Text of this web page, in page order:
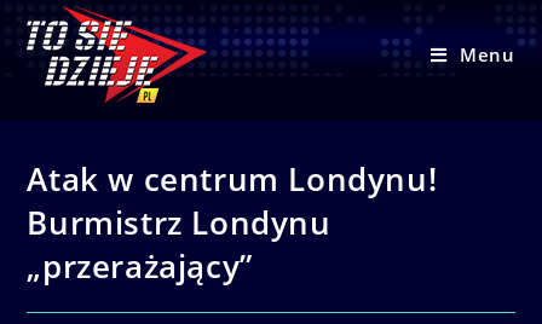
content
Menu
Atak w centrum Londynu!
Burmistrz Londynu
„przerażający”